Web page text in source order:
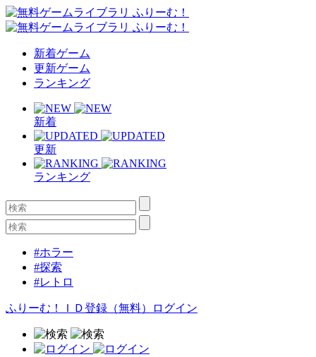
新着ゲーム
更新ゲーム
ランキング
新着
更新
ランキング
#ホラー
#探索
#レトロ
ふりーむ！ＩＤ登録（無料） ログイン